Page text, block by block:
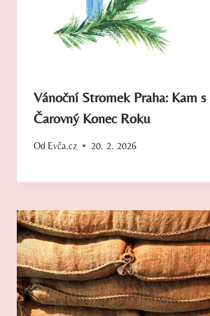
Vánoční Stromek Praha: Kam
Čarovný Konec Roku
Od Evča.cz 20. 2. 2026